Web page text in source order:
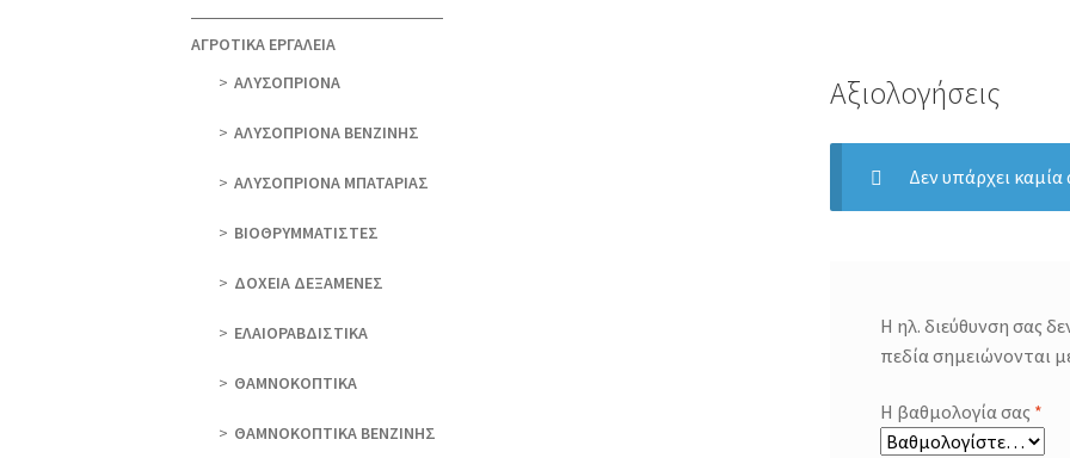
Αξιολογήσεις
Δεν υπάρχει
Η ηλ. διεύθυνση σας
πεδία σημειώνονται
Η βαθμολογία σας *
ΑΓΡΟΤΙΚΑ ΕΡΓΑΛΕΙΑ
AΛΥΣΟΠΡΙΟΝΑ
AΛΥΣΟΠΡΙΟΝΑ ΒΕΝΖΙΝΗΣ
AΛΥΣΟΠΡΙΟΝΑ ΜΠΑΤΑΡΙΑΣ
ΒΙΟΘΡΥΜΜΑΤΙΣΤΕΣ
ΔΟΧΕΙΑ ΔΕΞΑΜΕΝΕΣ
ΕΛΑΙΟΡΑΒΔΙΣΤΙΚΑ
ΘAΜΝΟΚΟΠΤΙΚΑ
ΘAΜΝΟΚΟΠΤΙΚΑ ΒΕΝΖΙΝΗΣ